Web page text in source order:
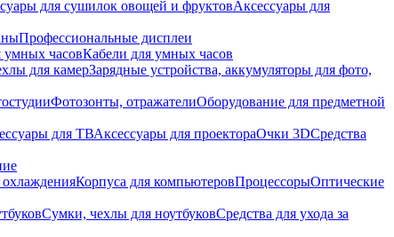
для сушилок овощей и фруктовАксессуары для
Профессиональные дисплеи
умных часовКабели для умных часов
для камерЗарядные устройства, аккумуляторы для фото,
Фотозонты, отражателиОборудование для предметной
для ТВАксессуары для проектораОчки 3DСредства
Корпуса для компьютеровПроцессорыОптические
Сумки, чехлы для ноутбуковСредства для ухода за